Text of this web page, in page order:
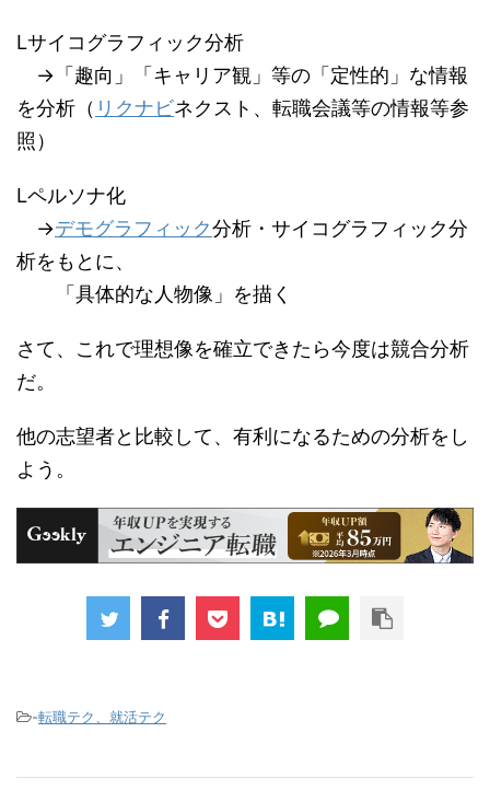
Lサイコグラフィック分析
→「趣向」「キャリア観」等の「定性的」な情報
を分析（ リクナビネクスト、転職会議等の情報等参
照）
Lペルソナ化
→デモグラフィック分析・サイコグラフィック分
析をもとに、
「具体的な人物像」を描く
さて、これで理想像を確立できたら今度は競合分析
だ。
他の志望者と比較して、有利になるための分析をし
よう。
-転職テク、就活テク